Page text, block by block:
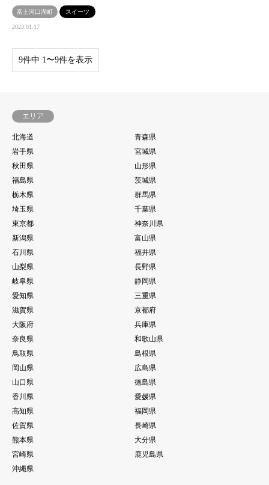
富士河口湖町 スイーツ
2023.01.17
9件中 1〜9件を表示
エリア
北海道
青森県
岩手県
宮城県
秋田県
山形県
福島県
茨城県
栃木県
群馬県
埼玉県
千葉県
東京都
神奈川県
新潟県
富山県
石川県
福井県
山梨県
長野県
岐阜県
静岡県
愛知県
三重県
滋賀県
京都府
大阪府
兵庫県
奈良県
和歌山県
鳥取県
島根県
岡山県
広島県
山口県
徳島県
香川県
愛媛県
高知県
福岡県
佐賀県
長崎県
熊本県
大分県
宮崎県
鹿児島県
沖縄県